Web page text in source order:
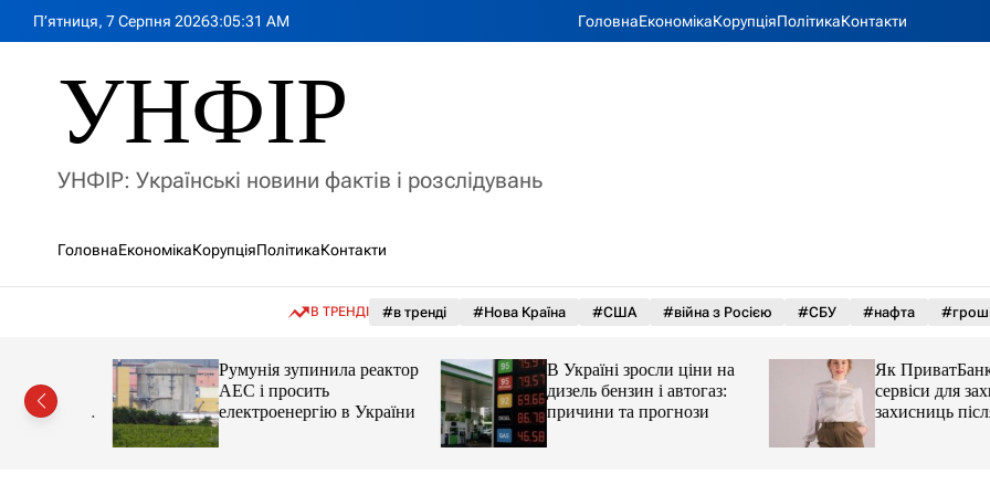
П’ятниця, 7 Серпня 20263:05:33 AM ГоловнаЕкономікаКорупціяПолітикаКонтакти
УНФІР
УНФІР: Українські новини фактів і розслідувань
ГоловнаЕкономікаКорупціяПолітикаКонтакти
В ТРЕНДІ #в тренді #Нова Країна #США #війна з Росією #СБУ #нафта
цін і
Румунія зупинила реактор
АЕС і просить
електроенергію в України
В Україні зросли ціни на
дизель бензин і автогаз:
причини та прогнози
Як ПриватБанк
сервіси для
захисниць після